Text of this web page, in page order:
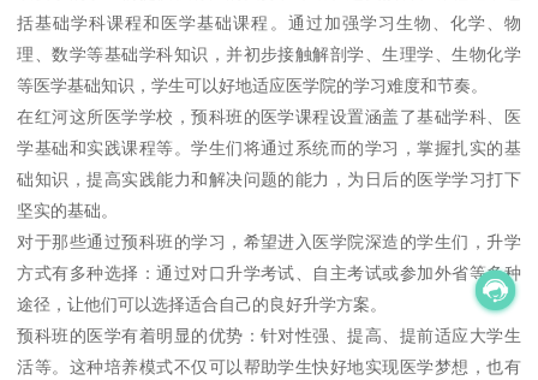
括基础学科课程和医学基础课程。通过加强学习生物、化学、物
理、数学等基础学科知识，并初步接触解剖学、生理学、生物化学
等医学基础知识，学生可以好地适应医学院的学习难度和节奏。
在红河这所医学学校，预科班的医学课程设置涵盖了基础学科、医
学基础和实践课程等。学生们将通过系统而的学习，掌握扎实的基
础知识，提高实践能力和解决问题的能力，为日后的医学学习打下
坚实的基础。
对于那些通过预科班的学习，希望进入医学院深造的学生们，升学
方式有多种选择：通过对口升学考试、自主考试或参加外省等多种
途径，让他们可以选择适合自己的良好升学方案。
预科班的医学有着明显的优势：针对性强、提高、提前适应大学生
活等。这种培养模式不仅可以帮助学生快好地实现医学梦想，也有